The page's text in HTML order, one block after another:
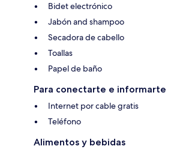
Bidet electrónico
Jabón and shampoo
Secadora de cabello
Toallas
Papel de baño
Para conectarte e informarte
Internet por cable gratis
Teléfono
Alimentos y bebidas